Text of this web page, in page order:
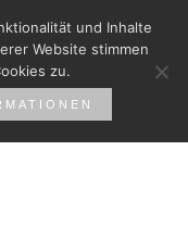
und Inhalte
Website stimmen
zu.